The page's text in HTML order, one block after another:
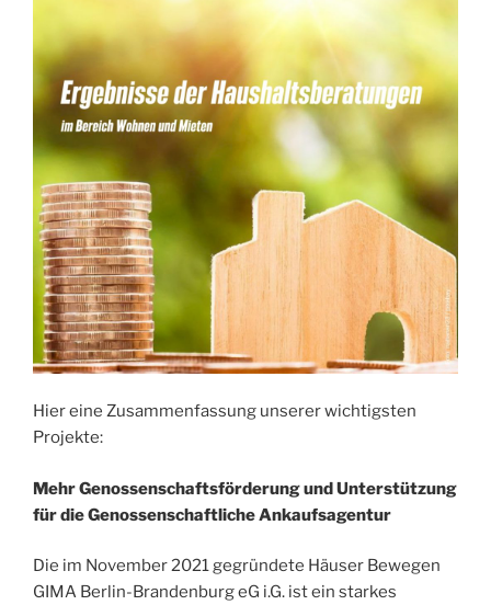
Hier eine Zusammenfassung unserer wichtigsten
Projekte:
Mehr Genossenschaftsförderung und Unterstützung
für die Genossenschaftliche Ankaufsagentur
Die im November 2021 gegründete Häuser Bewegen
GIMA Berlin-Brandenburg eG i.G. ist ein starkes